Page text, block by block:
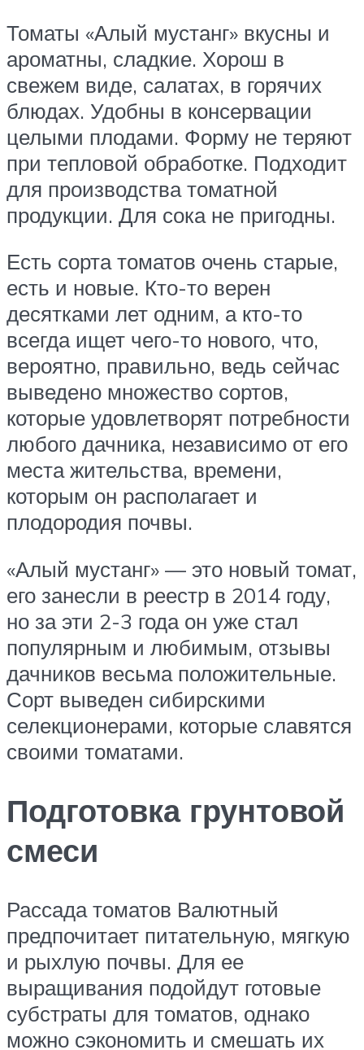
Томаты «Алый мустанг» вкусны и
ароматны, сладкие. Хорош в
свежем виде, салатах, в горячих
блюдах. Удобны в консервации
целыми плодами. Форму не теряют
при тепловой обработке. Подходит
для производства томатной
продукции. Для сока не пригодны.
Есть сорта томатов очень старые,
есть и новые. Кто-то верен
десятками лет одним, а кто-то
всегда ищет чего-то нового, что,
вероятно, правильно, ведь сейчас
выведено множество сортов,
которые удовлетворят потребности
любого дачника, независимо от его
места жительства, времени,
которым он располагает и
плодородия почвы.
«Алый мустанг» — это новый томат,
его занесли в реестр в 2014 году,
но за эти 2-3 года он уже стал
популярным и любимым, отзывы
дачников весьма положительные.
Сорт выведен сибирскими
селекционерами, которые славятся
своими томатами.
Подготовка грунтовой
смеси
Рассада томатов Валютный
предпочитает питательную, мягкую
и рыхлую почвы. Для ее
выращивания подойдут готовые
субстраты для томатов, однако
можно сэкономить и смешать их